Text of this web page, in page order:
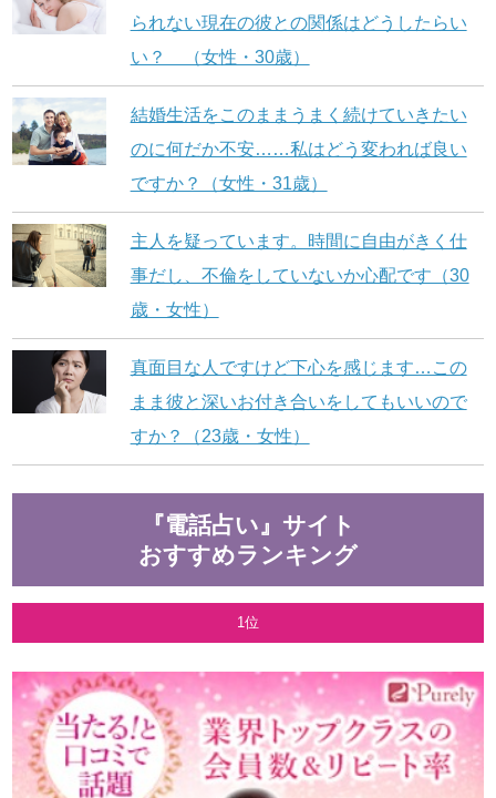
られない現在の彼との関係はどうしたらい
い？ （女性・30歳）
結婚生活をこのままうまく続けていきたい
のに何だか不安……私はどう変われば良い
ですか？（女性・31歳）
主人を疑っています。時間に自由がきく仕
事だし、不倫をしていないか心配です（30
歳・女性）
真面目な人ですけど下心を感じます…この
まま彼と深いお付き合いをしてもいいので
すか？（23歳・女性）
『電話占い』サイト
おすすめランキング
1位